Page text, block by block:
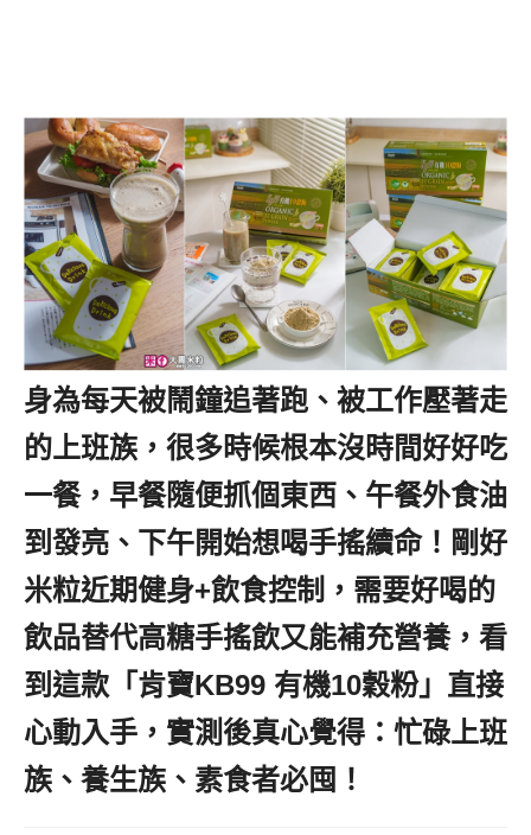
身為每天被鬧鐘追著跑、被工作壓著走
的上班族，很多時候根本沒時間好好吃
一餐，早餐隨便抓個東西、午餐外食油
到發亮、下午開始想喝手搖續命！剛好
米粒近期健身+飲食控制，需要好喝的
飲品替代高糖手搖飲又能補充營養，看
到這款「肯寶KB99 有機10穀粉」直接
心動入手，實測後真心覺得：忙碌上班
族、養生族、素食者必囤！